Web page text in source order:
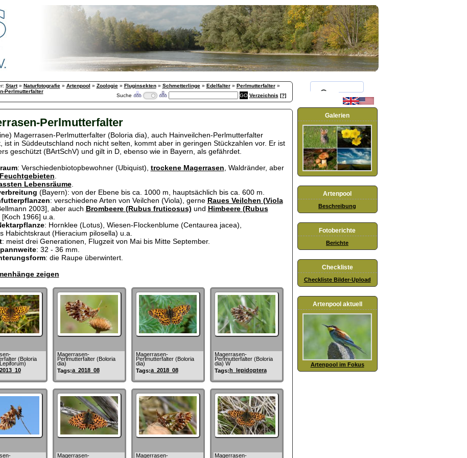
Start» Naturfotografie» Artenpool » Zoologie» Fluginsekten» Schmetterlinge» Edelfalter» Perlmutterfalter»
Perlmutterfalter
Suche Verzeichnis [?]
Perlmutterfalter
Magerrasen-Perlmutterfalter (Boloria dia), auch Hainveilchen-Perlmutterfalter
ist in Süddeutschland noch nicht selten, kommt aber in geringen Stückzahlen vor. Er ist
geschützt (BArtSchV) und gilt in D, ebenso wie in Bayern, als gefährdet.
: Verschiedenbiotopbewohner (Ubiquist), trockene Magerrasen , Waldränder, aber
Feuchtgebieten
Lebensräume.
(Bayern): von der Ebene bis ca. 1000 m, hauptsächlich bis ca. 600 m.
: verschiedene Arten von Veilchen (Viola), gerne Raues Veilchen (Viola
2003], aber auch Brombeere (Rubus fruticosus) und Himbeere (Rubus
[Koch 1966] u.a.
: Hornklee (Lotus), Wiesen-Flockenblume (Centaurea jacea),
Habichtskraut (Hieracium pilosella) u.a.
: meist drei Generationen, Flugzeit von Mai bis Mitte September.
: 32 - 36 mm.
: die Raupe überwintert.
zeigen
(Boloria
Magerrasen-
Perlmutterfalter (Boloria
dia)
Tags:a_2018_08
Magerrasen-
Perlmutterfalter (Boloria
dia)
Tags:a_2018_08
Magerrasen-
Perlmutterfalter (Boloria
dia) W
Tags:h_lepidoptera
Magerrasen- Magerrasen- Magerrasen-
Galerien
Artenpool
Beschreibung
Fotoberichte
Berichte
Checkliste
Checkliste Bilder-Upload
Artenpool aktuell
Artenpool im Fokus